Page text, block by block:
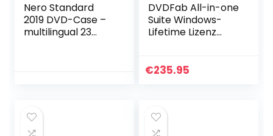
Nero Standard
2019 DVD-Case –
multilingual 23
DVDFab All-in-one
Suite Windows-
Lifetime Lizenz
Datenträger)
€235.95